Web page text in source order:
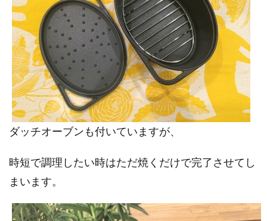
ダッチオーブンも付いていますが、
時短で調理したい時はただ焼くだけで完了させてし
まいます。